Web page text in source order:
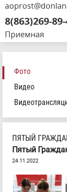
8(863)269-
Приемная
Фото
Видео
ПЯТЫЙ
Пятый
24.11.2022